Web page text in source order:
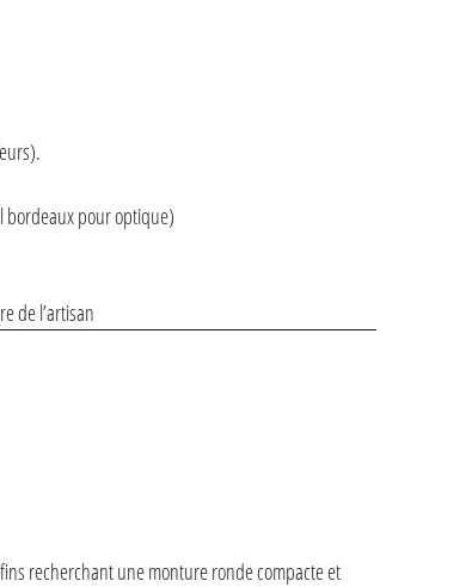
bordeaux pour optique)
de l’artisan
recherchant une monture ronde compacte et